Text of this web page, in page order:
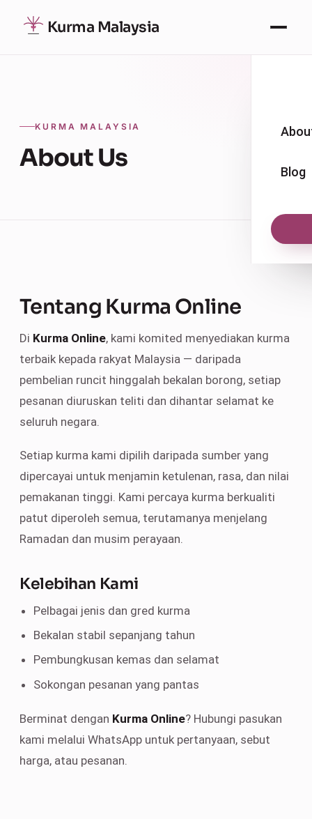
Kurma Malaysia
Blog
KURMA MALAYSIA
About Us
Tentang Kurma Online
Di Kurma Online, kami komited menyediakan kurma
terbaik kepada rakyat Malaysia — daripada
pembelian runcit hinggalah bekalan borong, setiap
pesanan diuruskan teliti dan dihantar selamat ke
seluruh negara.
Setiap kurma kami dipilih daripada sumber yang
dipercayai untuk menjamin ketulenan, rasa, dan nilai
pemakanan tinggi. Kami percaya kurma berkualiti
patut diperoleh semua, terutamanya menjelang
Ramadan dan musim perayaan.
Kelebihan Kami
Pelbagai jenis dan gred kurma
Bekalan stabil sepanjang tahun
Pembungkusan kemas dan selamat
Sokongan pesanan yang pantas
Berminat dengan Kurma Online? Hubungi pasukan
kami melalui WhatsApp untuk pertanyaan, sebut
harga, atau pesanan.